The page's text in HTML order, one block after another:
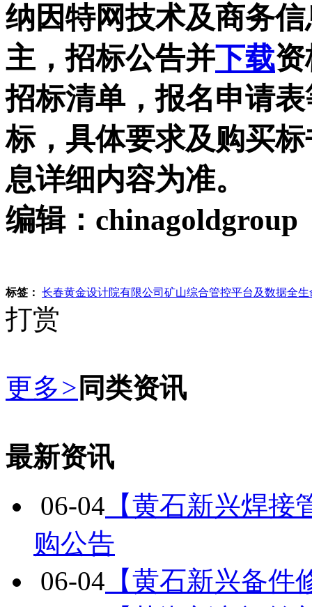
纳因特网技术及商务
主，招标公告并下载
招标清单，报名申请
标，具体要求及购买
息详细内容为准。
编辑：chinagoldgroup
标签： 长春黄金设计院有限公司矿山综合管控平台及数据全
打赏
更多> 同类资讯
最新资讯
06-04 【黄石新兴焊
购公告
06-04 【黄石新兴备